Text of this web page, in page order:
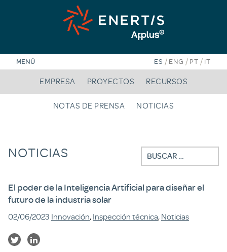
MENÚ ES / ENG / PT / IT
EMPRESA PROYECTOS RECURSOS
NOTAS DE PRENSA NOTICIAS
NOTICIAS Buscar:
El poder de la Inteligencia Artificial para diseñar el
futuro de la industria solar
02/06/2023 Innovación, Inspección técnica, Noticias